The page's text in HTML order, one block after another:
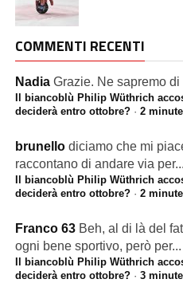
COMMENTI RECENTI
Nadia Grazie. Ne sapremo
Il biancoblù Philip Wüthrich
deciderà entro ottobre?· 2
brunello diciamo che mi
raccontano di andare via per...
Il biancoblù Philip Wüthrich
deciderà entro ottobre?· 2
Franco 63 Beh, al di là del
ogni bene sportivo, però per...
Il biancoblù Philip Wüthrich
deciderà entro ottobre?· 3